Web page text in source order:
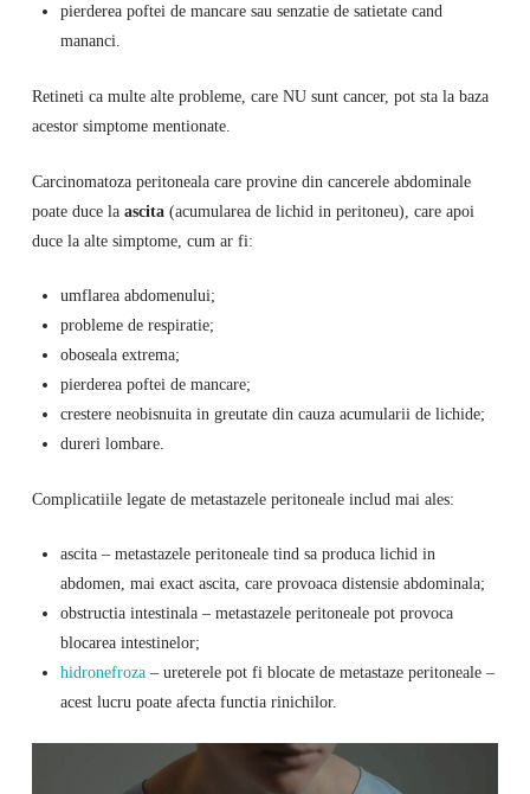
pierderea poftei de mancare sau senzatie de satietate cand
mananci.
Retineti ca multe alte probleme, care NU sunt cancer, pot sta la baza
acestor simptome mentionate.
Carcinomatoza peritoneala care provine din cancerele abdominale
poate duce la ascita(acumularea de lichid in peritoneu), care apoi
duce la alte simptome, cum ar fi:
umflarea abdomenului;
probleme de respiratie;
oboseala extrema;
pierderea poftei de mancare;
crestere neobisnuita in greutate din cauza acumularii de lichide;
dureri lombare.
Complicatiile legate de metastazele peritoneale includ mai ales:
ascita – metastazele peritoneale tind sa produca lichid in
abdomen, mai exact ascita, care provoaca distensie abdominala;
obstructia intestinala – metastazele peritoneale pot provoca
blocarea intestinelor;
hidronefroza– ureterele pot fi blocate de metastaze peritoneale –
acest lucru poate afecta functia rinichilor.